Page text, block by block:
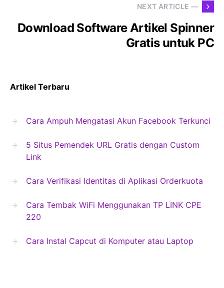
NEXT ARTICLE —
Download Software Artikel Spinner
Gratis untuk PC
Artikel Terbaru
Cara Ampuh Mengatasi Akun Facebook Terkunci
5 Situs Pemendek URL Gratis dengan Custom
Link
Cara Verifikasi Identitas di Aplikasi Orderkuota
Cara Tembak WiFi Menggunakan TP LINK CPE
220
Cara Instal Capcut di Komputer atau Laptop